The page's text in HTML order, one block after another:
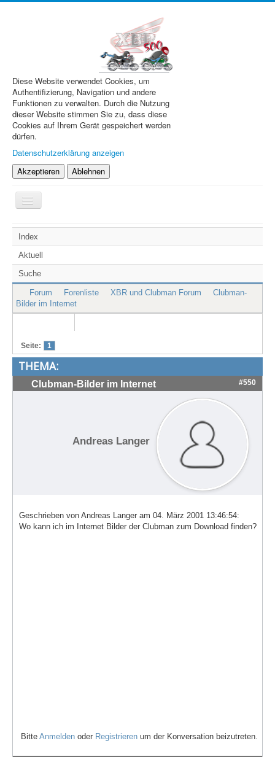
Diese Website verwendet Cookies, um
Authentifizierung, Navigation und andere
Funktionen zu verwalten. Durch die Nutzung
dieser Website stimmen Sie zu, dass diese
Cookies auf Ihrem Gerät gespeichert werden
dürfen.
Datenschutzerklärung anzeigen
Akzeptieren
Ablehnen
Navigation
an/aus
XBR.de
Technik
Forum
Treffen & Touren
Cafe-Ecke
Index
Aktuell
Suche
Forum Forenliste XBR und Clubman Forum
Clubman-
Bilder im Internet
Seite: 1
THEMA:
Clubman-Bilder im Internet #550
Andreas Langer
Geschrieben von Andreas Langer am 04. März 2001 13:46:54:
Wo kann ich im Internet Bilder der Clubman zum Download finden?
Bitte Anmelden oder Registrieren um der Konversation beizutreten.